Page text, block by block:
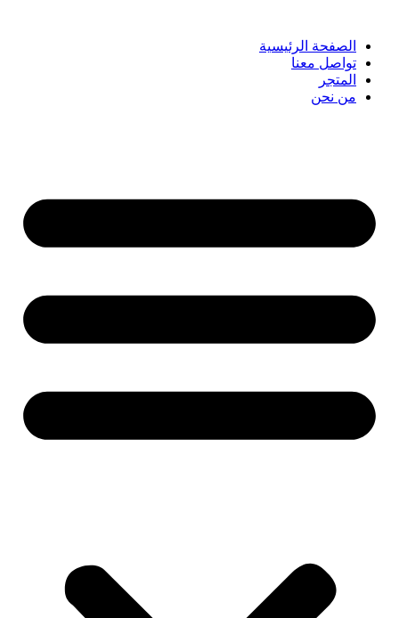
الصفحة الرئيسية
تواصل معنا
المتجر
من نحن